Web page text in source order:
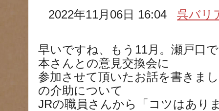
2022年11月06日 16:04呉バリ
早いですね、もう11月。瀬戸口
本さんとの意見交換会に
参加させて頂いたお話を書きま
の介助について
JRの職員さんから「コツはあり